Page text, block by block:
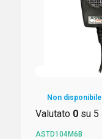
Non disponibile
Valutato 0su 5
ASTD104M6B